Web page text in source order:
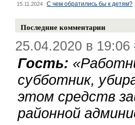
15.11.2024 С чем обратились бы к детям?
Последние комментарии
25.04.2020 в 19:06
Гость: «
субботник,
этом средств
районной